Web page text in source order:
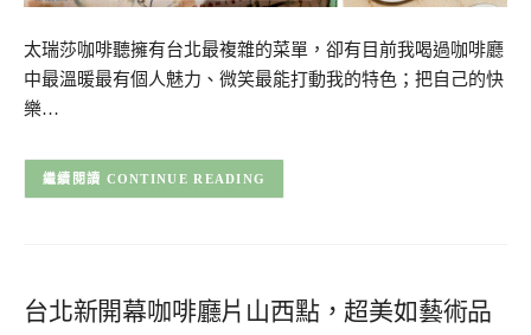
太瑞莎咖啡聽擁有台北最複雜的菜單，卻有目前我喝過咖啡廳
中最溫暖最有個人魅力、微笑最能打動我的特色；把自己的快
樂…
CONTINUE READING
台北新開幕咖啡廳片山西點，超美如藝術品